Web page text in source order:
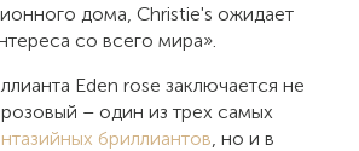
дома, Christie's ожидает
со всего мира».
Eden rose заключается не
– один из трех самых
бриллиантов , но и в